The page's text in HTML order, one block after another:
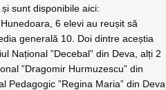
sunt disponibile aici:
6 elevi au reușit să
generală 10. Doi dintre aceștia
Național ”Decebal” din Deva, alți 2
”Dragomir Hurmuzescu” din
Pedagogic ”Regina Maria” din Deva